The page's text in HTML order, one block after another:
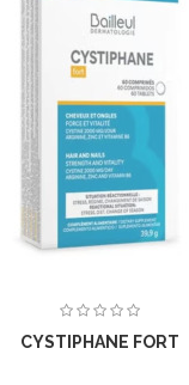
CYSTIPHANE FORT